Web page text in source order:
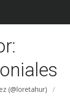
(@loretahur)
/